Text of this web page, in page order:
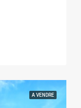
A VENDRE